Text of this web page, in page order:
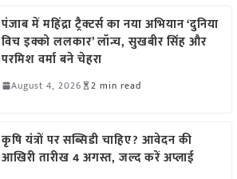
पंजाब में महिंद्रा ट्रैक्टर्स का नया अभियान ‘दुनिया
विच इक्को ललकार’ लॉन्च, सुखबीर सिंह और
परमिश वर्मा बने चेहरा
August 4, 2026 2 min read
कृषि यंत्रों पर सब्सिडी चाहिए? आवेदन की
आखिरी तारीख 4 अगस्त, जल्द करें अप्लाई